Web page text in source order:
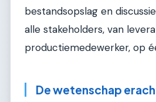
bestandsopslag en
alle stakeholders, van
productiemedewerker, op
De wetenschap